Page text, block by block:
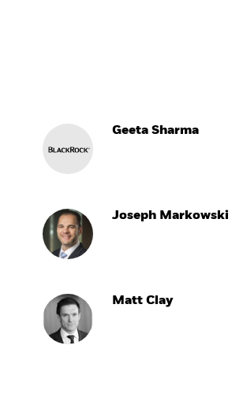
Geeta Sharma
Joseph Markowski
Matt Clay